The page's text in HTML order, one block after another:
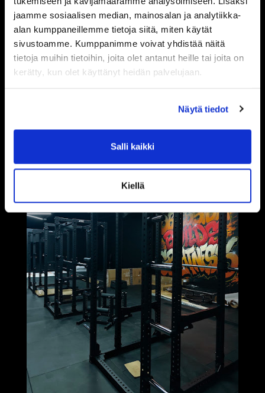
jaamme sosiaalisen median, mainosalan ja analytiikka-
alan kumppaneillemme tietoja siitä, miten käytät
sivustoamme. Kumppanimme voivat yhdistää näitä
tietoja muihin tietoihin, joita olet antanut heille tai joita on
kerätty, kun olet käyttänyt heidän palvelujaan.
Näytä tiedot
Salli kaikki
Kiellä